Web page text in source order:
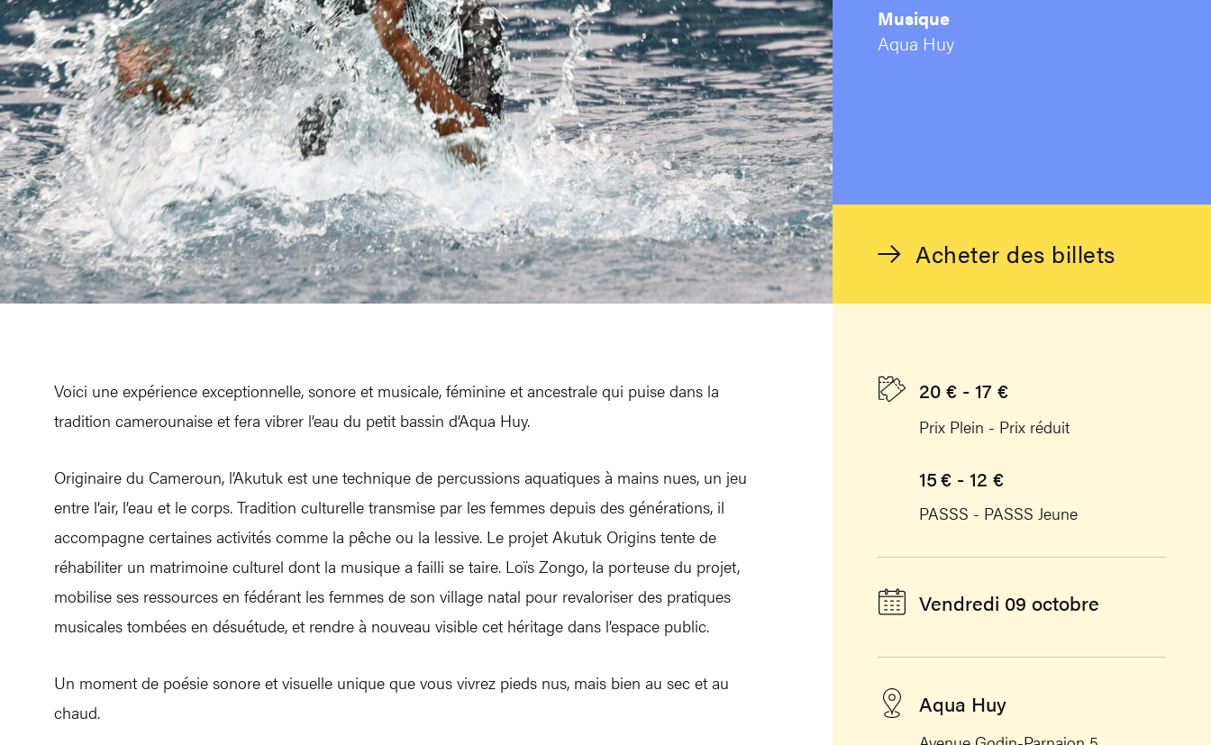
Musique
Aqua Huy
Voici une expérience exceptionnelle, sonore et musicale, féminine et ancestrale qui puise dans la
tradition camerounaise et fera vibrer l’eau du petit bassin d’Aqua Huy.
Originaire du Cameroun, l’Akutuk est une technique de percussions aquatiques à mains nues, un jeu
entre l’air, l’eau et le corps. Tradition culturelle transmise par les femmes depuis des générations, il
accompagne certaines activités comme la pêche ou la lessive. Le projet Akutuk Origins tente de
réhabiliter un matrimoine culturel dont la musique a failli se taire. Loïs Zongo, la porteuse du projet,
mobilise ses ressources en fédérant les femmes de son village natal pour revaloriser des pratiques
musicales tombées en désuétude, et rendre à nouveau visible cet héritage dans l’espace public.
Un moment de poésie sonore et visuelle unique que vous vivrez pieds nus, mais bien au sec et au
chaud.
Acheter des billets
20 € - 17 €
Prix Plein - Prix réduit
15 € - 12 €
PASSS - PASSS Jeune
Vendredi 09 octobre
Aqua Huy